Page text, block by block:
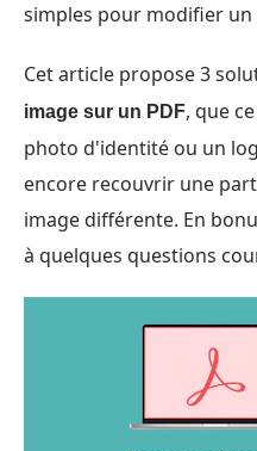
simples pour modifier
Cet article propose 3
image sur un PDF, que
photo d'identité ou un
encore recouvrir une
image différente. En
à quelques questions